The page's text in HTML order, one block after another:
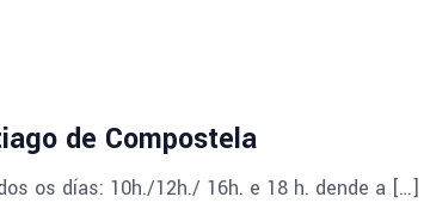
de Compostela
os días: 10h./12h./ 16h. e 18 h. dende a […]